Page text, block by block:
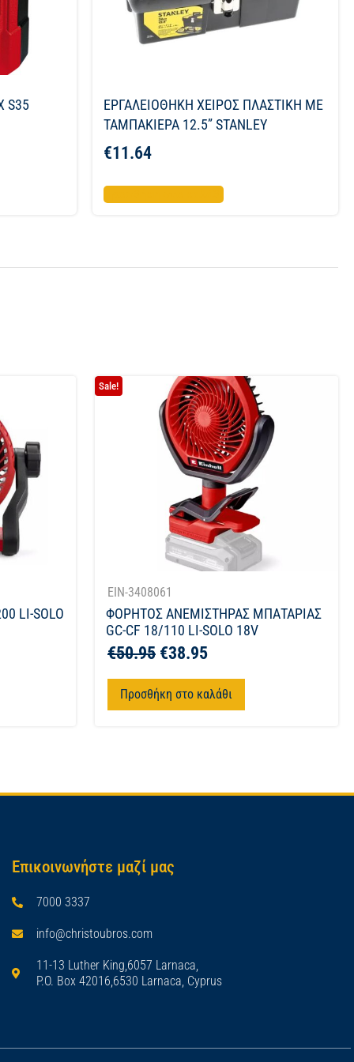
S35
ΕΡΓΑΛΕΙΟΘΗΚΗ ΧΕΙΡΟΣ ΠΛΑΣΤΙΚΗ ΜΕ
ΤΑΜΠΑΚΙΕΡΑ 12.5” STANLEY
€11.64
LI-SOLO
Sale!
EIN-3408061
ΦΟΡΗΤΟΣ ΑΝΕΜΙΣΤΗΡΑΣ ΜΠΑΤΑΡΙΑΣ
GC-CF 18/110 LI-SOLO 18V
€50.95 €38.95
Προσθήκη στο καλάθι
Επικοινωνήστε μαζί μας
7000 3337
info@christoubros.com
11-13 Luther King,6057 Larnaca,
P.O. Box 42016,6530 Larnaca, Cyprus